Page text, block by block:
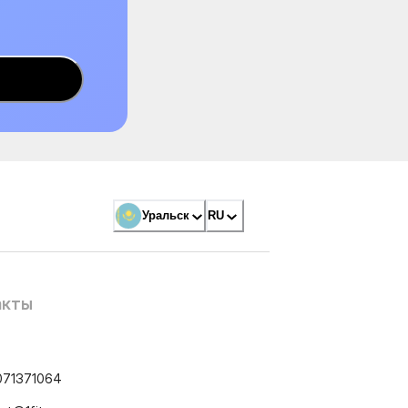
Уральск RU